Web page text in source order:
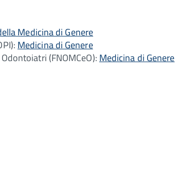
Medicina di Genere
Medicina di Genere
(FNOMCeO): Medicina di Genere